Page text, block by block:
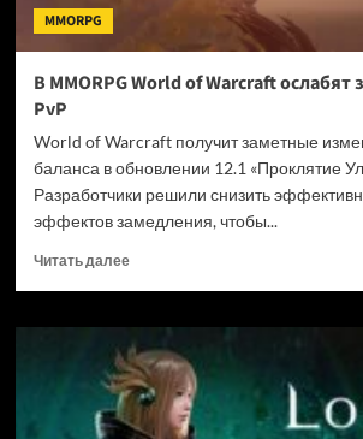
MMORPG
В MMORPG World of Warcraft ослабят
PvP
World of Warcraft получит заметные
баланса в обновлении 12.1 «Проклятие
Разработчики решили снизить
эффектов замедления, чтобы...
Читать далееПрочитать
В
MMORPG
World
of
Warcraft